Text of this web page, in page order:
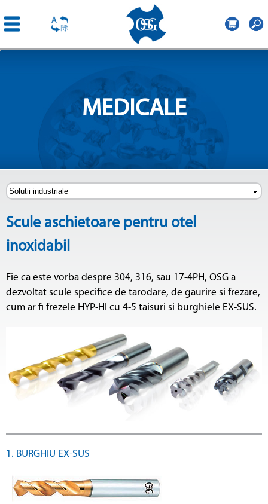
conţinutul
principal
Romania
MEDICALE
Scule aschietoare pentru otel
inoxidabil
Fie ca este vorba despre 304, 316, sau 17-4PH, OSG a
dezvoltat scule specifice de tarodare, de gaurire si frezare,
cum ar fi frezele HYP-HI cu 4-5 taisuri si burghiele EX-SUS.
1. BURGHIU EX-SUS